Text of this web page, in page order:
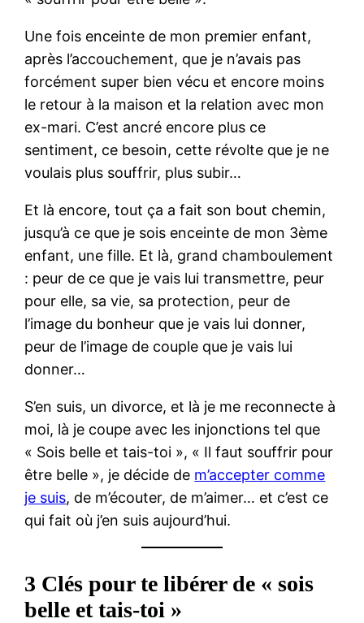
Une fois enceinte de mon premier enfant,
après l’accouchement, que je n’avais pas
forcément super bien vécu et encore moins
le retour à la maison et la relation avec mon
ex-mari. C’est ancré encore plus ce
sentiment, ce besoin, cette révolte que je ne
voulais plus souffrir, plus subir…
Et là encore, tout ça a fait son bout chemin,
jusqu’à ce que je sois enceinte de mon 3ème
enfant, une fille. Et là, grand chamboulement
: peur de ce que je vais lui transmettre, peur
pour elle, sa vie, sa protection, peur de
l’image du bonheur que je vais lui donner,
peur de l’image de couple que je vais lui
donner…
S’en suis, un divorce, et là je me reconnecte à
moi, là je coupe avec les injonctions tel que
« Sois belle et tais-toi », « Il faut souffrir pour
être belle », je décide de m’accepter comme
je suis, de m’écouter, de m’aimer… et c’est ce
qui fait où j’en suis aujourd’hui.
3 Clés pour te libérer de « sois
belle et tais-toi »